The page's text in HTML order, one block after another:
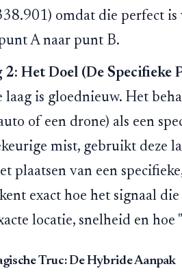
omdat die perfect
A naar punt B.
2: Het Doel (De Specifieke
laag is gloednieuw. Het
of een drone) als een
mist, gebruikt deze
plaatsen van een
exact hoe het signaal
locatie, snelheid en
Truc: De Hybride Aanpak